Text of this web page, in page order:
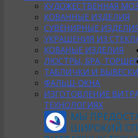
ХУДОЖЕСТВЕННАЯ
КОВАННЫЕ ИЗДЕЛИЯ
СУВЕНИРНЫЕ
УКРАШЕНИЯ ИЗ
КОВАНЫЕ ИЗДЕЛИЯ
ЛЮСТРЫ, БРА,
ТАБЛИЧКИ И ВЫВЕСКИ
ФАЛЬШ-ОКНА
ИЗГОТОВЛЕНИЕ
ТЕХНОЛОГИЯХ
МЫ
ШИРОКИЙ